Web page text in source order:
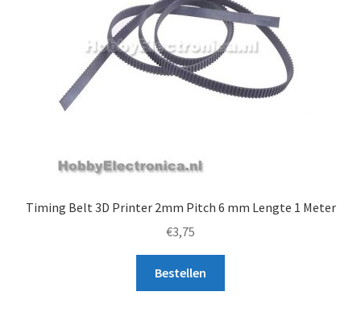
Timing Belt 3D Printer 2mm Pitch 6 mm Lengte 1 Meter
€3,75
Bestellen